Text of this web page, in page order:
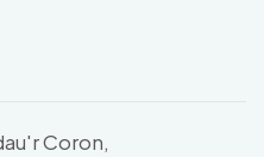
Instagram
to
Coron,